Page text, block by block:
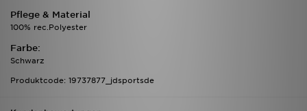
Pflege & Material
100% rec.Polyester
Farbe:
Schwarz
Produktcode: 19737877_jdsportsde